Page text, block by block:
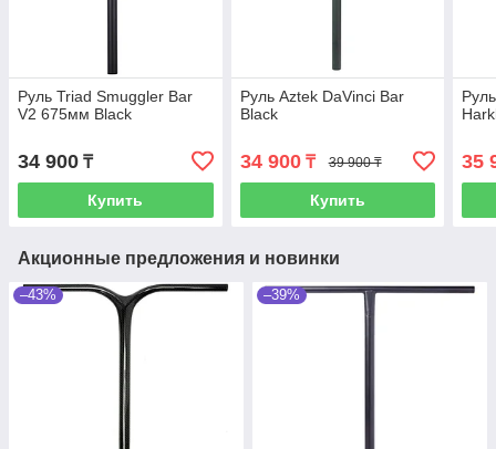
Руль Triad Smuggler Bar
V2 675мм Black
34 900 ₸
Купить
Руль Aztek DaVinci Bar
Black
34 900₸ 39 900 ₸
Купить
35
Акционные предложения и новинки
–43% –39%